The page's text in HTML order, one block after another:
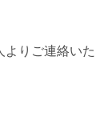
よりご連絡いた